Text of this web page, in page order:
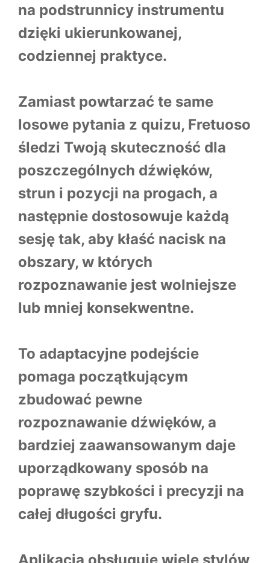
na podstrunnicy instrumentu
dzięki ukierunkowanej,
codziennej praktyce.
Zamiast powtarzać te same
losowe pytania z quizu, Fretuoso
śledzi Twoją skuteczność dla
poszczególnych dźwięków,
strun i pozycji na progach, a
następnie dostosowuje każdą
sesję tak, aby kłaść nacisk na
obszary, w których
rozpoznawanie jest wolniejsze
lub mniej konsekwentne.
To adaptacyjne podejście
pomaga początkującym
zbudować pewne
rozpoznawanie dźwięków, a
bardziej zaawansowanym daje
uporządkowany sposób na
poprawę szybkości i precyzji na
całej długości gryfu.